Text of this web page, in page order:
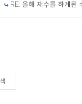
RE: 올해 재수를 하게된